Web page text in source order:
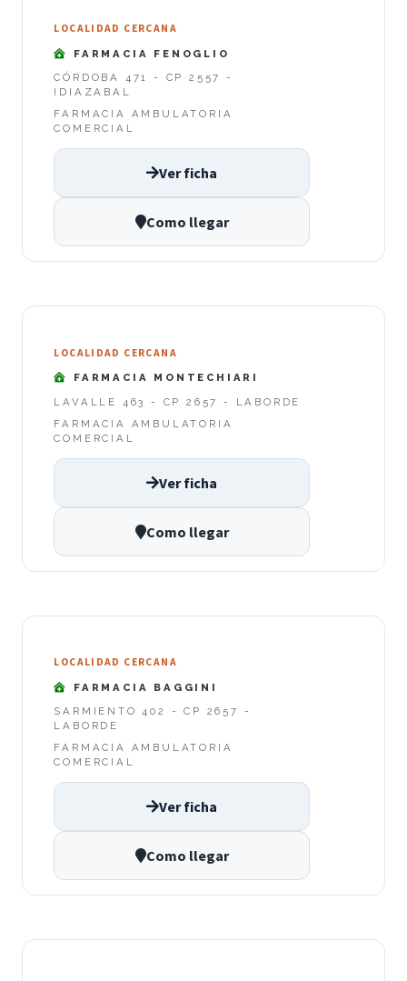
LOCALIDAD CERCANA
FARMACIA FENOGLIO
CÓRDOBA 471 - CP 2557 -
IDIAZABAL
FARMACIA AMBULATORIA
COMERCIAL
Ver ficha
Como llegar
LOCALIDAD CERCANA
FARMACIA MONTECHIARI
LAVALLE 463 - CP 2657 - LABORDE
FARMACIA AMBULATORIA
COMERCIAL
Ver ficha
Como llegar
LOCALIDAD CERCANA
FARMACIA BAGGINI
SARMIENTO 402 - CP 2657 -
LABORDE
FARMACIA AMBULATORIA
COMERCIAL
Ver ficha
Como llegar